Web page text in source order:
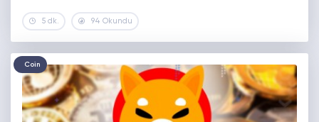
5 dk. 94 Okundu
Coin